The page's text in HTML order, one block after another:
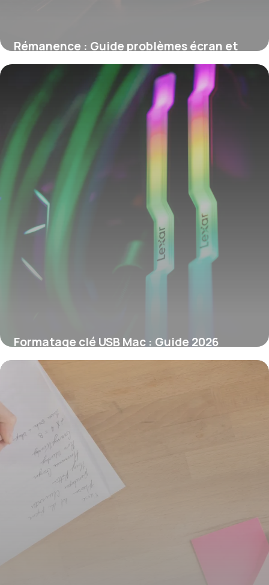
Rémanence : Guide problèmes écran et
solutions
Formatage clé USB Mac : Guide 2026
7 juin 2026